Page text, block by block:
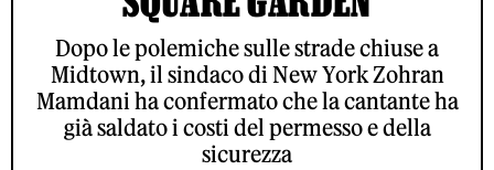
Dopo le polemiche sulle strade chiuse a
Midtown, il sindaco di New York Zohran
Mamdani ha confermato che la cantante ha
già saldato i costi del permesso e della
sicurezza